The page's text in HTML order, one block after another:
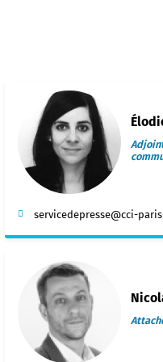
servicedepresse@cci-